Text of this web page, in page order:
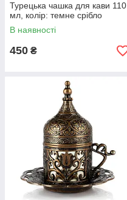
Турецька чашка для кави 110
мл, колір: темне срібло
В наявності
450 ₴